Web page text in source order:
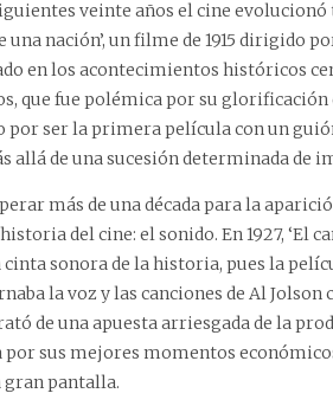
veinte años el cine evolucionó
nación’, un filme de 1915 dirigido
en los acontecimientos históricos
que fue polémica por su glorificación
por ser la primera película con un
allá de una sucesión determinada de
más de una década para la
del cine: el sonido. En 1927, ‘El
sonora de la historia, pues la
la voz y las canciones de Al
de una apuesta arriesgada de la
sus mejores momentos
pantalla.